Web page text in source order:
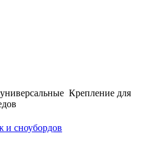
Крепление для
и сноубордов